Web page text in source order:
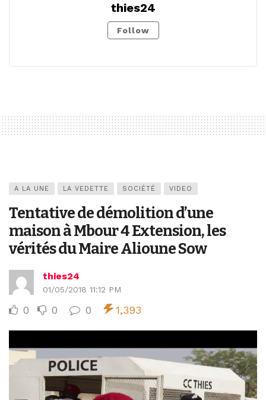
thies24
Follow
A LA UNE LA VEDETTE SOCIÉTÉ VIDEO
Tentative de démolition d’une
maison à Mbour 4 Extension, les
vérités du Maire Alioune Sow
thies24
01/05/2018 11:12 PM
0 0 0 1,393